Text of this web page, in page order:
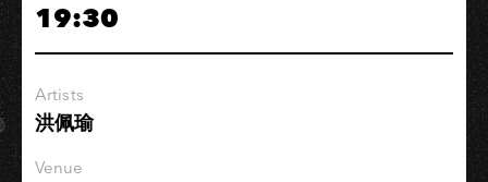
2023
–
19:30
Artists
洪佩瑜
Venue